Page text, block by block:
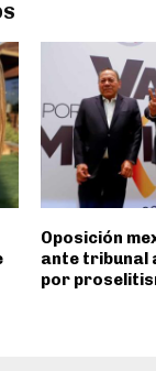
Oposición
ante tribunal
por